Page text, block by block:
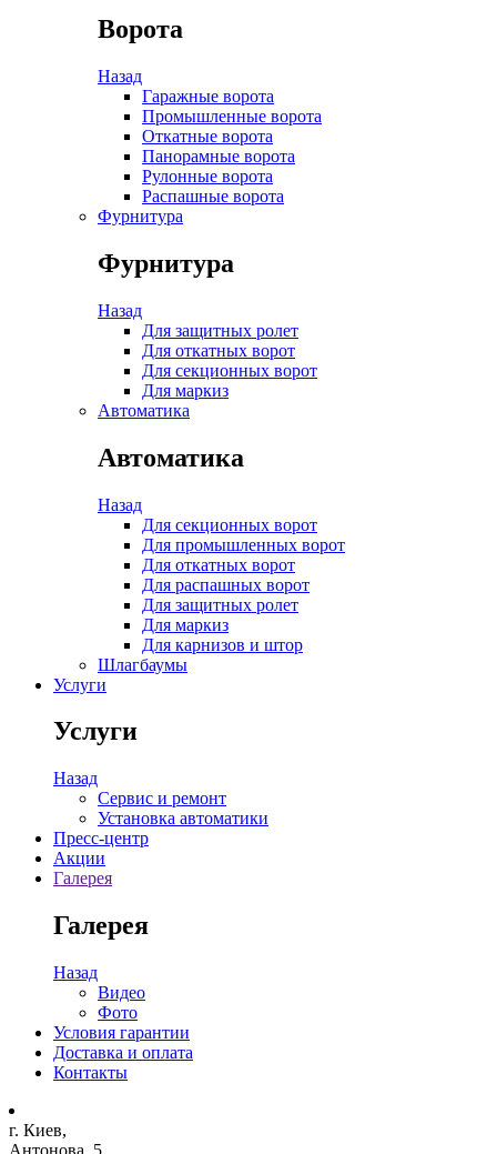
Ворота
Назад
Гаражные ворота
Промышленные ворота
Откатные ворота
Панорамные ворота
Рулонные ворота
Распашные ворота
Фурнитура
Фурнитура
Назад
Для защитных ролет
Для откатных ворот
Для секционных ворот
Для маркиз
Автоматика
Автоматика
Назад
Для секционных ворот
Для промышленных ворот
Для откатных ворот
Для распашных ворот
Для защитных ролет
Для маркиз
Для карнизов и штор
Шлагбаумы
Услуги
Услуги
Назад
Сервис и ремонт
Установка автоматики
Пресс-центр
Акции
Галерея
Галерея
Назад
Видео
Фото
Условия гарантии
Доставка и оплата
Контакты
г. Киев,